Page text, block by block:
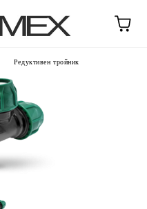
Редуктивен тройник